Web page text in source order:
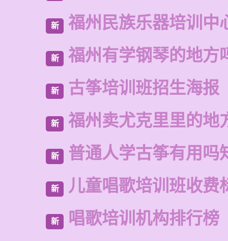
新 福州民族乐器培训中
新 福州有学钢琴的地方
新 古筝培训班招生海报
新 福州卖尤克里里的地
新 普通人学古筝有用吗
新 儿童唱歌培训班收费
新 唱歌培训机构排行榜